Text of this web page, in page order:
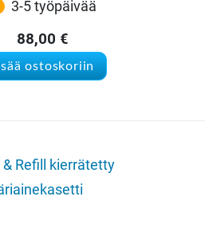
3-5 työpäivää
88,00 €
ostoskoriin